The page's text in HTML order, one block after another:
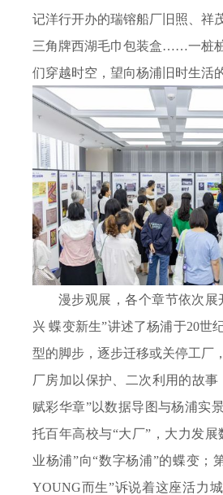
记洋行开办的瑞镕船厂旧照、祥
三角牌西湖毛巾包装盒……一桩
们穿越时空，望向杨浦旧时生活
漫步观展，各个章节依次展
兴 蝶变新生”讲述了杨浦于20世
型的脚步，逐步迁移或关停工厂
厂房加以保护、二次利用的故事
赋彩华章”以数据导图与杨浦实
托百年高校与“大厂”，大力发展
业杨浦”向“数字杨浦”的蝶变；
YOUNG而生”诉说着这座活力